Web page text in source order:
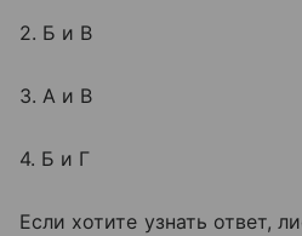
2. Б и В
3. А и В
4. Б и Г
Если хотите узнать ответ,